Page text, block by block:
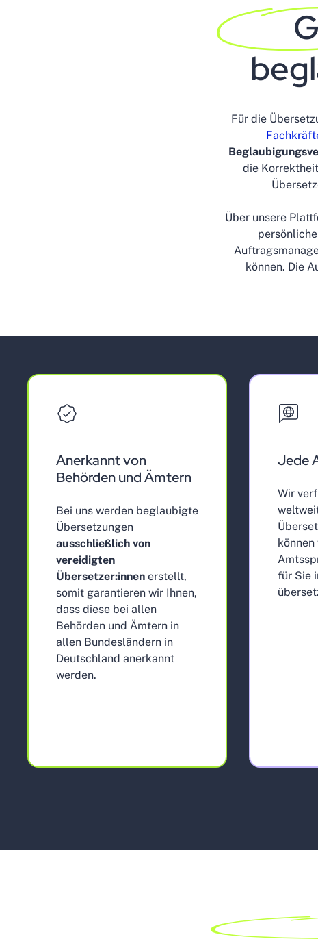
Für die
die
Über unsere
können. Die
Anerkannt von
Behörden und Ämtern
Bei uns werden beglaubigte
Übersetzungen
ausschließlich von
vereidigten
Übersetzer:innen erstellt,
somit garantieren wir Ihnen,
dass diese bei allen
Behörden und Ämtern in
allen Bundesländern in
Deutschland anerkannt
werden.
Jede
Wir
für Sie